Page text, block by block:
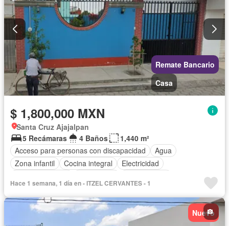
Remate Bancario
Casa
$ 1,800,000 MXN
Santa Cruz Ajajalpan
5 Recámaras
4 Baños
1,440 m²
Acceso para personas con discapacidad
Agua
Zona infantil
Cocina integral
Electricidad
Hace 1 semana, 1 día en - ITZEL CERVANTES - 1
Nuevo